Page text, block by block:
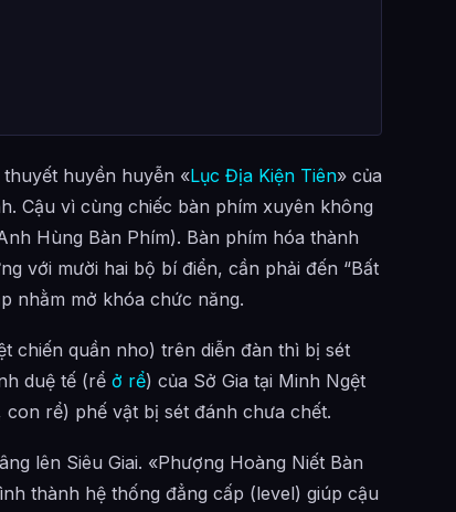
huyền huyễn «Lục Địa Kiện Tiên» của
Cậu vì cùng chiếc bàn phím xuyên không
Hùng Bàn Phím). Bàn phím hóa thành
với mười hai bộ bí điển, cần phải đến “Bất
nhằm mở khóa chức năng.
chiến quần nho) trên diễn đàn thì bị sét
duệ tế (rể ở rể) của Sở Gia tại Minh Ngệt
rể) phế vật bị sét đánh chưa chết.
lên Siêu Giai. «Phượng Hoàng Niết Bàn
thành hệ thống đẳng cấp (level) giúp cậu